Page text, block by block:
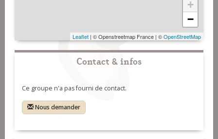
+
−
Leaflet | © Openstreetmap France | ©OpenStreetMap
Contact & infos
Ce groupe n'a pas fourni de contact.
Nous demander